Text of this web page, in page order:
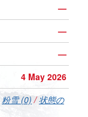
—
—
—
4 May 2026
粉雪 (0) /状態の